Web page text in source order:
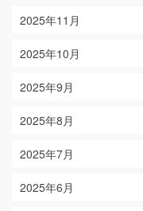
2025年11月
2025年10月
2025年9月
2025年8月
2025年7月
2025年6月